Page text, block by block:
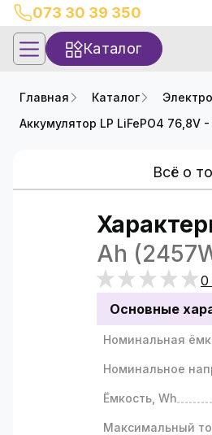
073 30 39 350
Каталог
Главная Каталог
Аккумулятор LP LiFePO4 76,8V
Всё о
Ah
0
Основные
Номинальная
Номинальное
Ёмкость, Wh
Максимальный